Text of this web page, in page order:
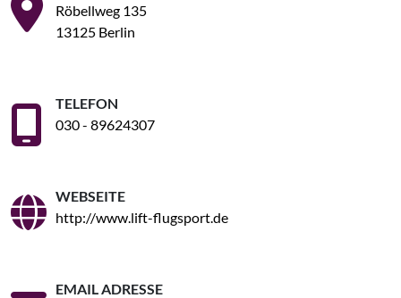
Röbellweg 135
13125 Berlin
TELEFON
030 - 89624307
WEBSEITE
http://www.lift-flugsport.de
EMAIL ADRESSE